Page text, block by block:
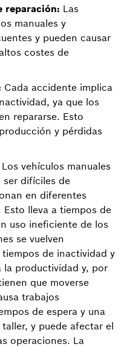
reparación: Las
manuales y
y pueden causar
costes de
Cada accidente implica
ya que los
repararse. Esto
y pérdidas
Los vehículos manuales
ser difíciles de
en diferentes
lleva a tiempos de
uso ineficiente de los
se vuelven
de inactividad y
la productividad y, por
que moverse
trabajos
de espera y una
y puede afectar el
operaciones. La